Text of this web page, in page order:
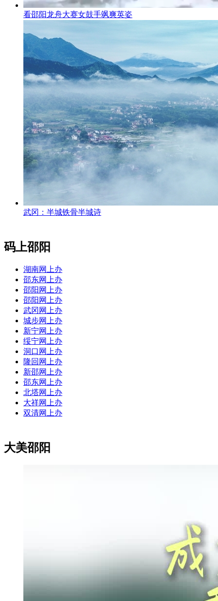
看邵阳龙舟大赛女鼓手飒爽英姿
武冈：半城铁骨半城诗
码上邵阳
湖南网上办
邵东网上办
邵阳网上办
邵阳网上办
武冈网上办
城步网上办
新宁网上办
绥宁网上办
洞口网上办
隆回网上办
新邵网上办
邵东网上办
北塔网上办
大祥网上办
双清网上办
大美邵阳